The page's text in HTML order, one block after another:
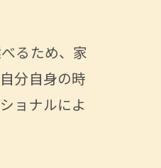
るため、家
分自身の時
ョナルによ